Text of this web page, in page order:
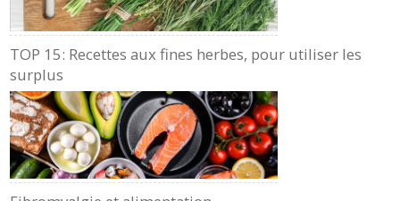
TOP 15: Recettes aux fines herbes, pour utiliser les
surplus